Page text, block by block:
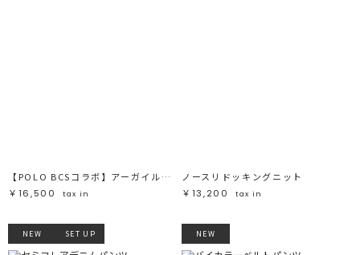
【POLO BCSコラボ】アーガイルオフショルニットプルオーバー
￥16,500
tax in
ノースリドッキングニット
￥13,200
tax in
NEW SET UP NEW